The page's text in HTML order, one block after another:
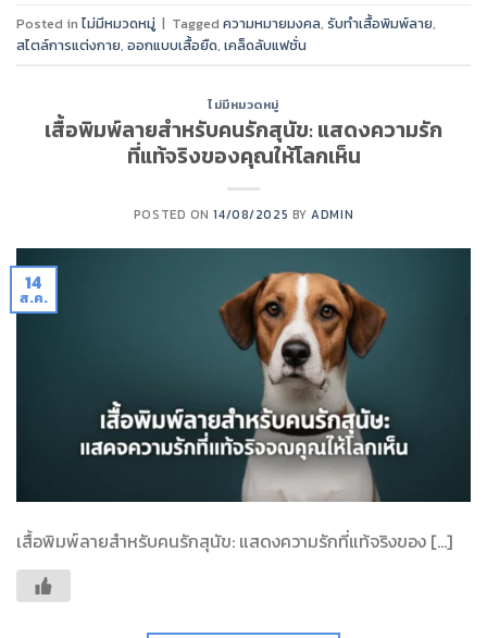
Posted in ไม่มีหมวดหมู่ | Tagged ความหมายมงคล, รับทำเสื้อพิมพ์ลาย,
สไตล์การแต่งกาย, ออกแบบเสื้อยืด, เคล็ดลับแฟชั่น
ไม่มีหมวดหมู่
เสื้อพิมพ์ลายสำหรับคนรักสุนัข: แสดงความรัก
ที่แท้จริงของคุณให้โลกเห็น
POSTED ON14/08/2025 BYADMIN
14
ส.ค.
เสื้อพิมพ์ลายสำหรับคนรักสุนัข: แสดงความรักที่แท้จริงของ […]